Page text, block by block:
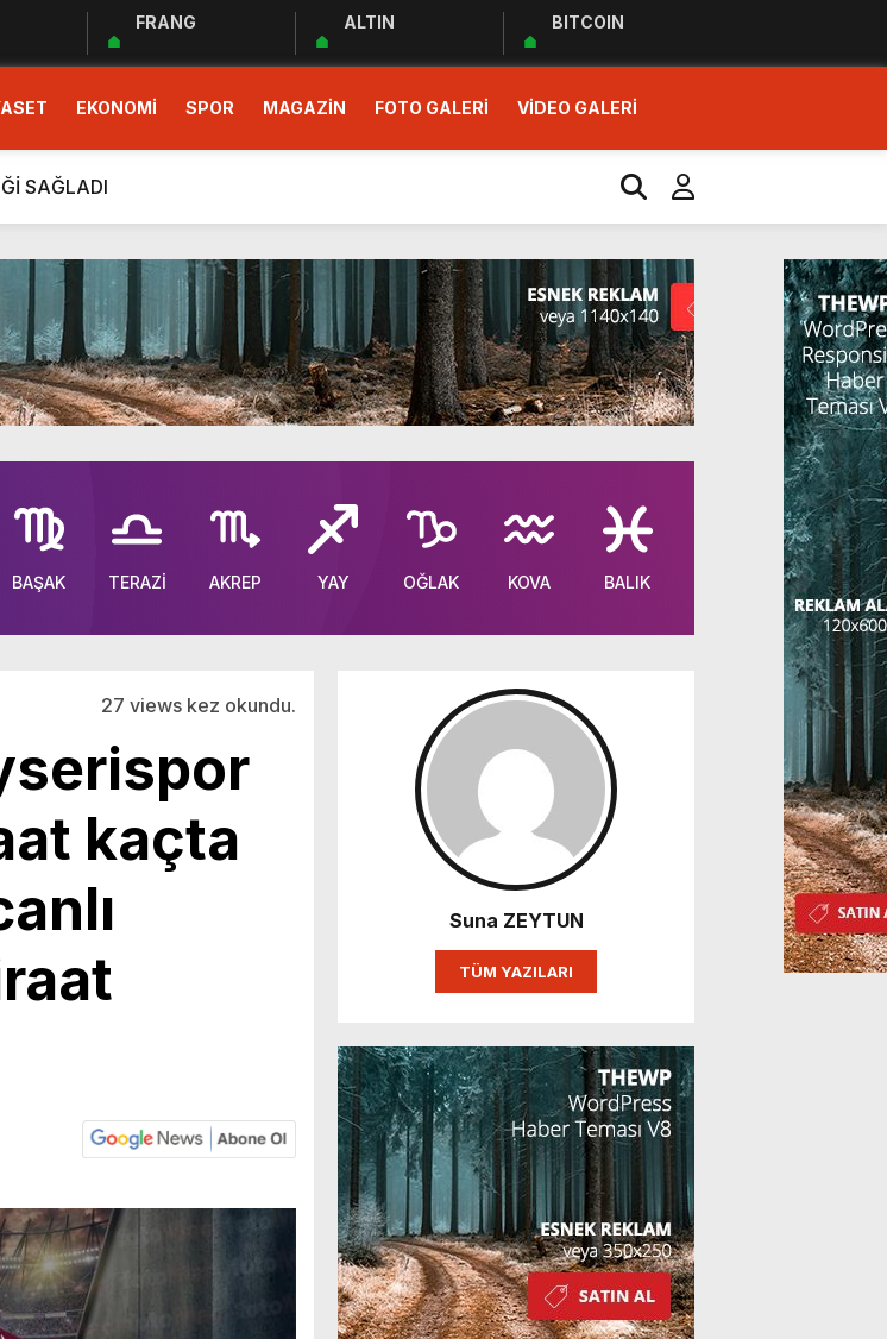
FRANG ALTIN BITCOIN
EKONOMİ SPOR MAGAZİN FOTO GALERİ VİDEO GALERİ
BAŞLADI
Ada İşitme Merkezi’ne Teşekkür Ziyareti
SAĞLADI
RİSKLİ GEBEYE EV ZİYARETİ
Oldu
BAŞAK TERAZİ AKREP YAY OĞLAK KOVA BALIK
27 views kez okundu.
kaçta
Suna ZEYTUN
TÜM YAZILARI